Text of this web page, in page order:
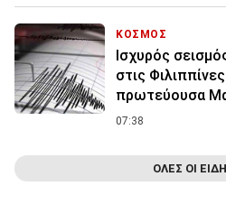
ΚΟΣΜΟΣ
Ισχυρός
στις
πρωτεύουσα
07:38
ΟΛΕΣ ΟΙ